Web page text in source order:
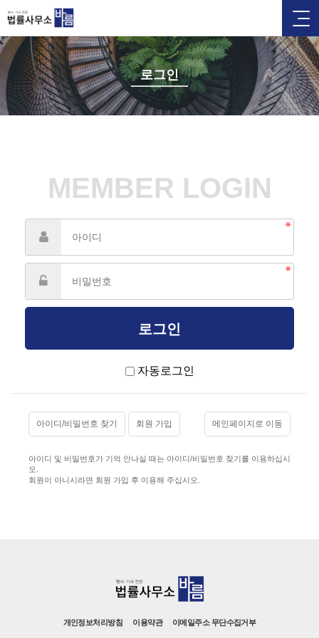
로그인
MEMBER LOGIN
자동로그인
아이디/비밀번호 찾기 회원 가입 메인페이지로 이동
아이디 및 비밀번호가 기억 안나실 때는 아이디/비밀번호 찾기를 이용하십시
오.
회원이 아니시라면 회원 가입 후 이용해 주십시오.
개인정보처리방침 이용약관 이메일주소 무단수집거부